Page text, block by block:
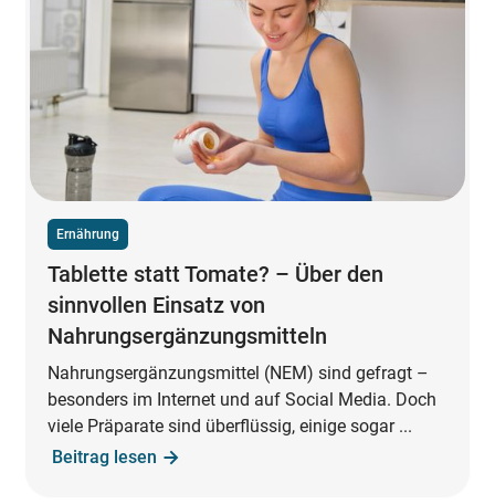
Ernährung
Tablette statt Tomate? – Über den
sinnvollen Einsatz von
Nahrungsergänzungsmitteln
Nahrungsergänzungsmittel (NEM) sind gefragt –
besonders im Internet und auf Social Media. Doch
viele Präparate sind überflüssig, einige sogar ...
Beitrag lesen